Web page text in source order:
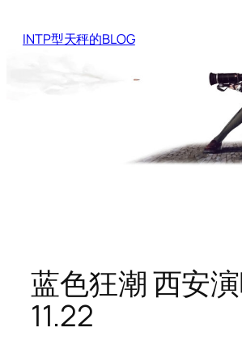
INTP型天秤的BLOG
蓝色狂潮 西安
11.22